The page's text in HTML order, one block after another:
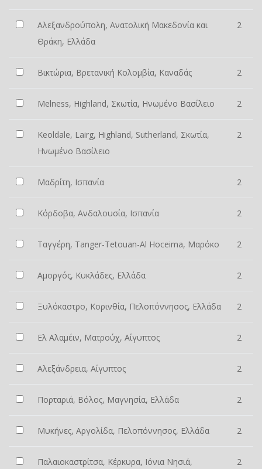
Αλεξανδρούπολη, Ανατολική Μακεδονία και
Θράκη, Ελλάδα
2
Βικτώρια, Βρετανική Κολομβία, Καναδάς 2
Melness, Highland, Σκωτία, Ηνωμένο Βασίλειο 2
Keoldale, Lairg, Highland, Sutherland, Σκωτία,
Ηνωμένο Βασίλειο
2
Μαδρίτη, Ισπανία 2
Κόρδοβα, Ανδαλουσία, Ισπανία 2
Ταγγέρη, Tanger-Tetouan-Al Hoceima, Μαρόκο 2
Αμοργός, Κυκλάδες, Ελλάδα 2
Ξυλόκαστρο, Κορινθία, Πελοπόννησος, Ελλάδα 2
Ελ Αλαμέιν, Ματρούχ, Αίγυπτος 2
Αλεξάνδρεια, Αίγυπτος 2
Πορταριά, Βόλος, Μαγνησία, Ελλάδα 2
Μυκήνες, Αργολίδα, Πελοπόννησος, Ελλάδα 2
Παλαιοκαστρίτσα, Κέρκυρα, Ιόνια Νησιά, 2